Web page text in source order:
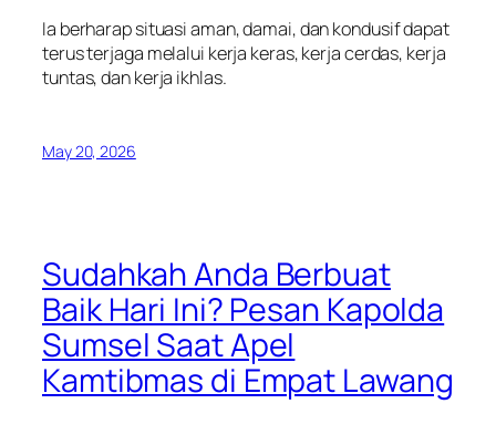
Ia berharap situasi aman, damai, dan kondusif dapat
terus terjaga melalui kerja keras, kerja cerdas, kerja
tuntas, dan kerja ikhlas.
May 20, 2026
Sudahkah Anda Berbuat
Baik Hari Ini? Pesan Kapolda
Sumsel Saat Apel
Kamtibmas di Empat Lawang